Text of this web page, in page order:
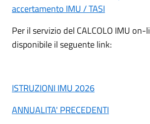
accertamento IMU / TASI
Per il servizio del CALCOLO IMU on-
disponibile il seguente link:
ISTRUZIONI IMU 2026
ANNUALITA' PRECEDENTI